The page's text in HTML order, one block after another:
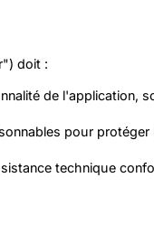
doit :
de l'application,
pour protéger
technique